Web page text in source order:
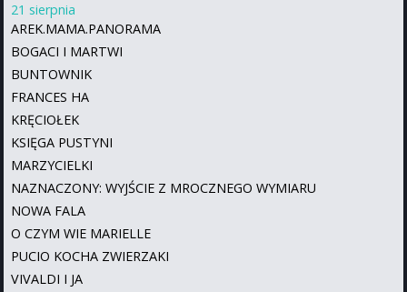
21 sierpnia
AREK.MAMA.PANORAMA
BOGACI I MARTWI
BUNTOWNIK
FRANCES HA
KRĘCIOŁEK
KSIĘGA PUSTYNI
MARZYCIELKI
NAZNACZONY: WYJŚCIE Z MROCZNEGO WYMIARU
NOWA FALA
O CZYM WIE MARIELLE
PUCIO KOCHA ZWIERZAKI
VIVALDI I JA